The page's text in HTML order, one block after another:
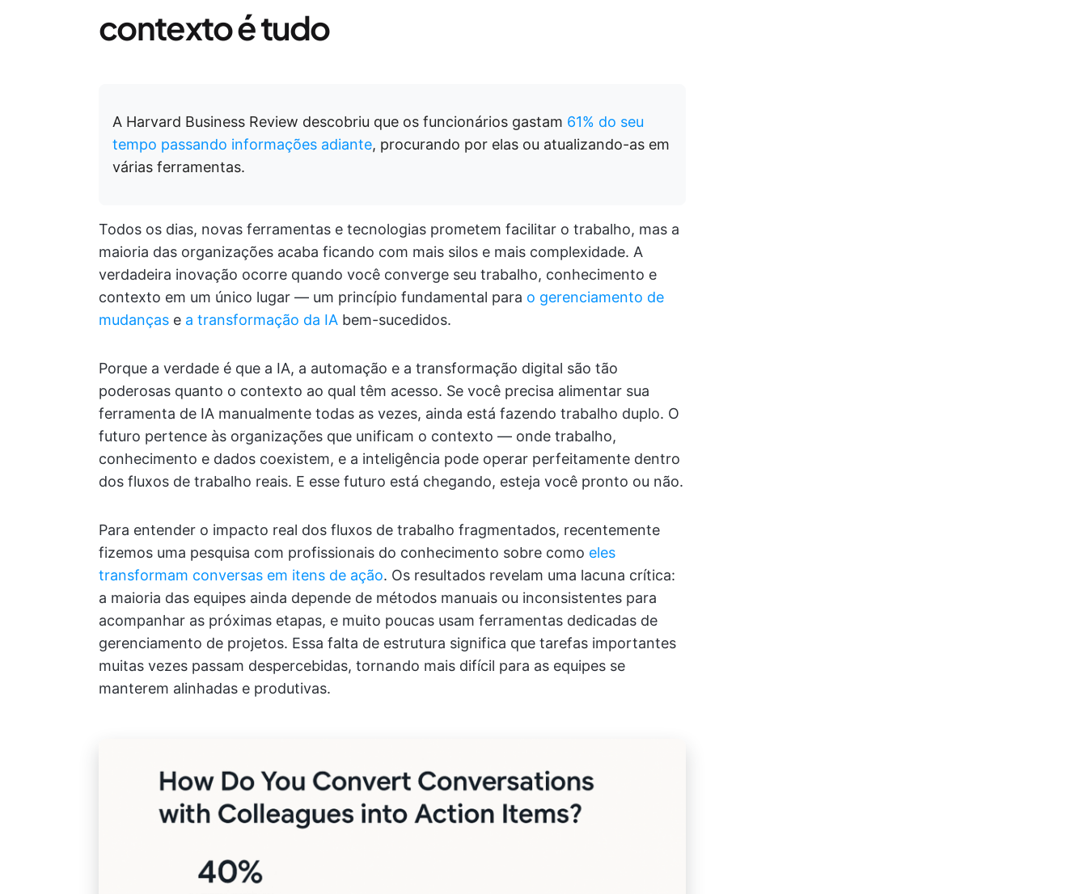
contexto é tudo
A Harvard Business Review descobriu que os funcionários gastam 61% do seu
tempo passando informações adiante, procurando por elas ou atualizando-as em
várias ferramentas.
Todos os dias, novas ferramentas e tecnologias prometem facilitar o trabalho, mas a
maioria das organizações acaba ficando com mais silos e mais complexidade. A
verdadeira inovação ocorre quando você converge seu trabalho, conhecimento e
contexto em um único lugar — um princípio fundamental para o gerenciamento de
mudanças e a transformação da IA bem-sucedidos.
Porque a verdade é que a IA, a automação e a transformação digital são tão
poderosas quanto o contexto ao qual têm acesso. Se você precisa alimentar sua
ferramenta de IA manualmente todas as vezes, ainda está fazendo trabalho duplo. O
futuro pertence às organizações que unificam o contexto — onde trabalho,
conhecimento e dados coexistem, e a inteligência pode operar perfeitamente dentro
dos fluxos de trabalho reais. E esse futuro está chegando, esteja você pronto ou não.
Para entender o impacto real dos fluxos de trabalho fragmentados, recentemente
fizemos uma pesquisa com profissionais do conhecimento sobre como eles
transformam conversas em itens de ação. Os resultados revelam uma lacuna crítica:
a maioria das equipes ainda depende de métodos manuais ou inconsistentes para
acompanhar as próximas etapas, e muito poucas usam ferramentas dedicadas de
gerenciamento de projetos. Essa falta de estrutura significa que tarefas importantes
muitas vezes passam despercebidas, tornando mais difícil para as equipes se
manterem alinhadas e produtivas.